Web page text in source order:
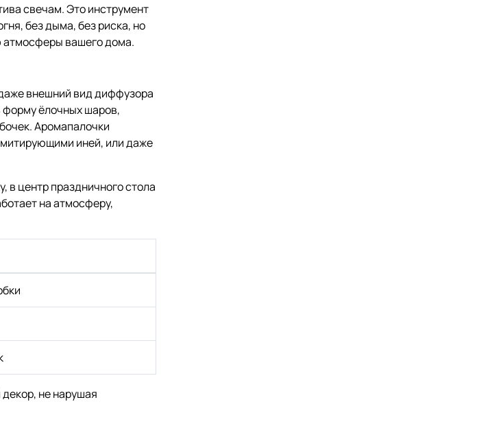
свечам. Это инструмент
без дыма, без риска, но
атмосферы вашего дома.
внешний вид диффузора
форму ёлочных шаров,
Аромапалочки
иней, или даже
в центр праздничного стола
на атмосферу,
не нарушая